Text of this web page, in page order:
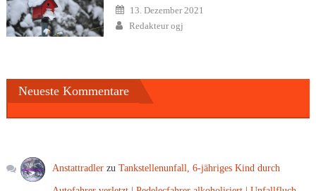
Posted
on
13. Dezember 2021
Author
Redakteur ogj
Neueste Kommentare
Anstattradler zuTankstellenunfall, 6-jähriges Kind durch